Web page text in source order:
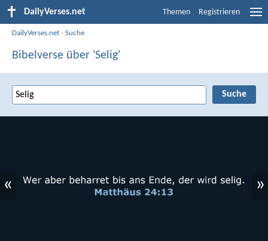
DailyVerses.net Themen Registrieren
DailyVerses.net ›Suche
Bibelverse über 'Selig'
« »